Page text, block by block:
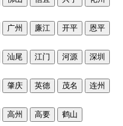
广州 廉江 开平 恩平
汕尾 江门 河源 深圳
肇庆 英德 茂名 连州
高州 高要 鹤山